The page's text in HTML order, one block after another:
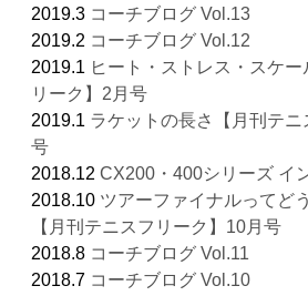
2019.3 コーチブログ Vol.13
2019.2 コーチブログ Vol.12
2019.1 ヒート・ストレス・スケ
リーク】2月号
2019.1 ラケットの長さ【月刊テニ
号
2018.12 CX200・400シリーズ イ
2018.10 ツアーファイナルってど
【月刊テニスフリーク】10月号
2018.8 コーチブログ Vol.11
2018.7 コーチブログ Vol.10